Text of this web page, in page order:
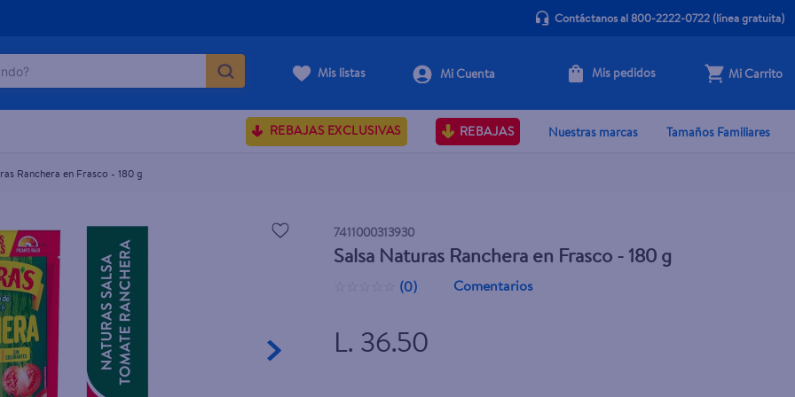
Contáctanos al 800-2222-0722(línea gratuita)
Mis listas Mis pedidos Mi Carrito
REBAJAS EXCLUSIVAS REBAJAS Nuestras marcas Tamaños Familiares
Ranchera en Frasco - 180 g
7411000313930
Salsa Naturas Ranchera en Frasco - 180 g
(0) Comentarios
L. 36.50
+ Agregar
BUSCADOS
dove